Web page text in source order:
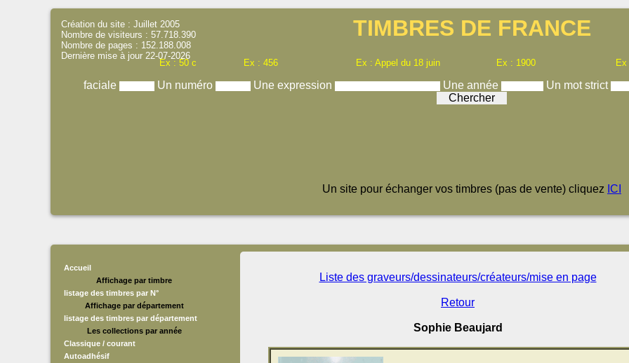
TIMBRES DE FRANCE
Ex : 50 c Ex : 456 Ex : Appel du 18 juin Ex : 1900
faciale Un numéro Une expression Une année Un mot strict
Création du site : Juillet 2005
Nombre de visiteurs : 57.718.390
Nombre de pages : 152.188.008
Dernière mise à jour 22-07-2026
Un site pour échanger vos timbres (pas de vente) cliquez ICI
Accueil
Affichage par timbre
listage des timbres par N°
Affichage par département
listage des timbres par département
Les collections par année
Classique / courant
Autoadhésif
Liste des graveurs/dessinateurs/créateurs/mise en page
Retour
Sophie Beaujard